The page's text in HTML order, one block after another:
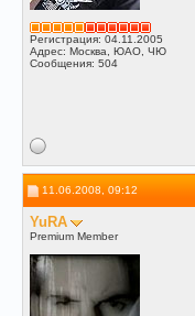
Регистрация: 04.11.2005
Адрес: Москва, ЮАО, ЧЮ
Сообщения: 504
11.06.2008, 09:12
YuRA
Premium Member